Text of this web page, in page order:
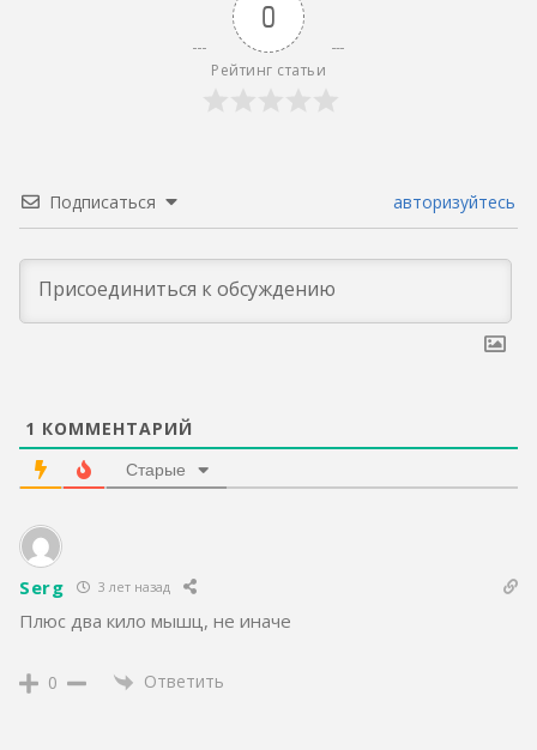
0
Рейтинг статьи
Подписаться авторизуйтесь
1 КОММЕНТАРИЙ
Старые
Serg 3 лет назад
Плюс два кило мышц, не иначе
0 Ответить